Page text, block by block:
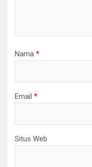
Nama *
Email *
Situs Web